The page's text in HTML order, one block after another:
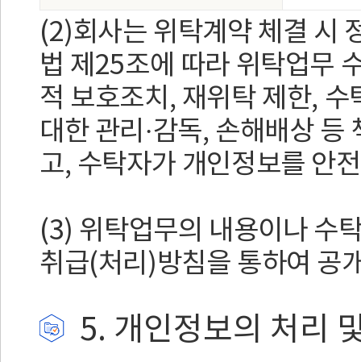
(2)회사는 위탁계약 체결 시
법 제25조에 따라 위탁업무
적 보호조치, 재위탁 제한, 수
대한 관리·감독, 손해배상
고, 수탁자가 개인정보를 안
(3) 위탁업무의 내용이나 수
취급(처리)방침을 통하여 공
5. 개인정보의 처리